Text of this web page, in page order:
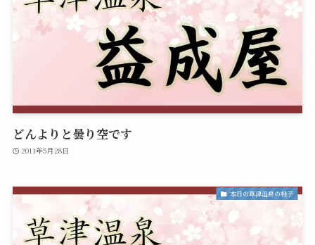
どんよりと曇り空です
2011年5月28日
本日の草津温泉の様子